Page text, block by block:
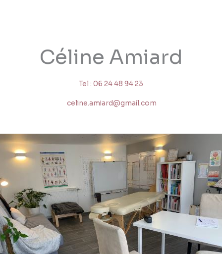
Céline Amiard
Tel : 06 24 48 94 23
celine.amiard@gmail.com